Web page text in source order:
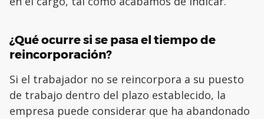
¿Qué ocurre si se pasa el tiempo de
reincorporación?
Si el trabajador no se reincorpora a su puesto
de trabajo dentro del plazo establecido, la
empresa puede considerar que ha abandonado